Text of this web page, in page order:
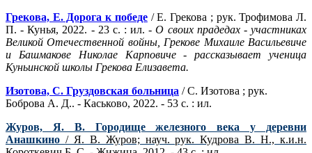
Грекова, Е. Дорога к победе / Е. Грекова ; рук. Трофимова Л.
П. - Кунья, 2022. - 23 с. : ил. -О своих прадедах - участниках
Великой Отечественной войны, Грекове Михаиле Васильевиче
и Башмакове Николае Карповиче - рассказывает ученица
Куньинской школы Грекова Елизавета.
Изотова, С. Груздовская больница / С. Изотова ; рук.
Боброва А. Д.. - Каськово, 2022. - 53 с. : ил.
Журов, Я. В. Городище железного века у деревни
Анашкино / Я. В. Журов; науч. рук. Кудрова В. Н., к.и.н.